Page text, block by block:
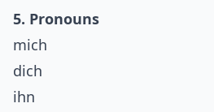
5. Pronouns
mich
dich
ihn